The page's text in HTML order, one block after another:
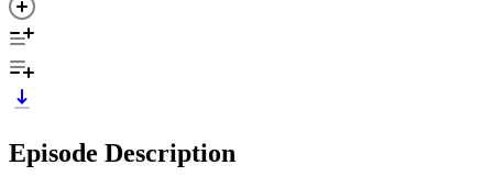
Episode Description